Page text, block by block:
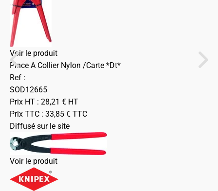
Voir le produit
Pince A Collier Nylon /Carte *Dt*
Ref :
SOD12665
Prix HT : 28,21 € HT
Prix TTC : 33,85 € TTC
Diffusé sur le site
Voir le produit